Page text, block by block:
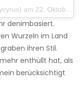
22. Oktober 2019 um 11:39 Uhr PDT
denimbasiert.
Wurzeln im Land
ihren Stil.
enthüllt hat, als
berücksichtigt